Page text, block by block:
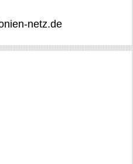
netz.de